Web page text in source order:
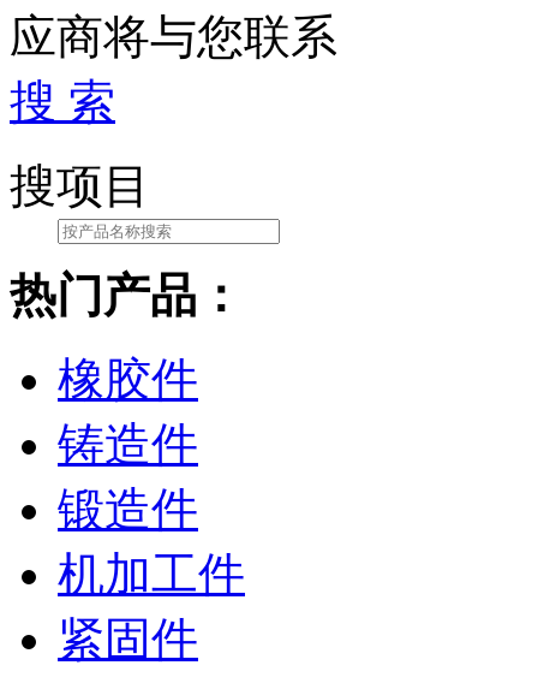
应商将与您联系
搜 索
搜项目
热门产品：
橡胶件
铸造件
锻造件
机加工件
紧固件